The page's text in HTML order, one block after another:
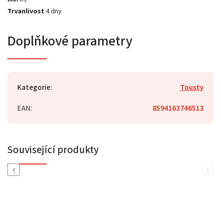
Trvanlivost4 dny
Doplňkové parametry
Kategorie:
Tousty
EAN: 8594163746513
Související produkty
Previous Next